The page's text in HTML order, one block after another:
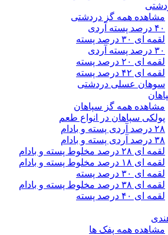
مشاهده همه گز دردشتی
۴۰ درصد پسته آردی
لقمه ای ۳۰ درصد پسته
۳۰ درصد پسته آردی
لقمه ای ۲۰ درصد پسته
لقمه ای ۴۲ درصد پسته
سوهان عسلی دردشتی
مشاهده همه گز سپاهان
پولکی سپاهان در انواع طعم
۲۸ درصد آردی پسته و بادام
۳۸ درصد آردی پسته و بادام
لقمه ای ۲۸ درصد مخلوط پسته و بادام
لقمه ای ۱۸ درصد مخلوط پسته و بادام
لقمه ای ۳۰ درصد پسته
لقمه ای ۳۸ درصد مخلوط پسته و بادام
لقمه ای ۴۰ درصد پسته
مشاهده همه پفک ها